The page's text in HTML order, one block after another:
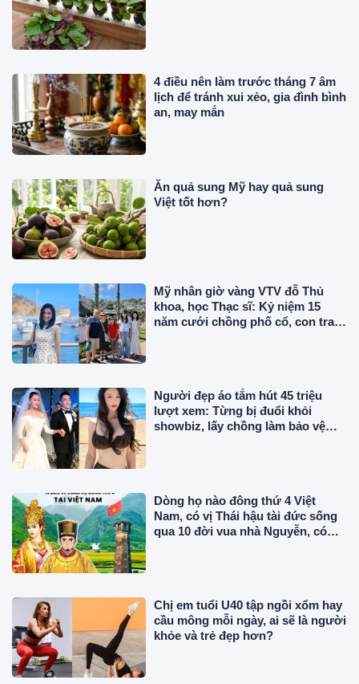
4 điều nên làm trước tháng 7 âm
lịch để tránh xui xẻo, gia đình bình
an, may mắn
Ăn quả sung Mỹ hay quả sung
Việt tốt hơn?
Mỹ nhân giờ vàng VTV đỗ Thủ
khoa, học Thạc sĩ: Kỷ niệm 15
năm cưới chồng phố cổ, con trai
Người đẹp áo tắm hút 45 triệu
lượt xem: Từng bị đuổi khỏi
showbiz, lấy chồng làm bảo vệ
Dòng họ nào đông thứ 4 Việt
Nam, có vị Thái hậu tài đức sống
qua 10 đời vua nhà Nguyễn, có
Chị em tuổi U40 tập ngồi xổm hay
cầu mông mỗi ngày, ai sẽ là người
khỏe và trẻ đẹp hơn?